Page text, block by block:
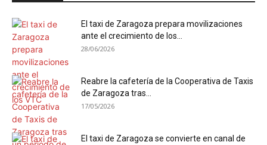
El taxi de Zaragoza prepara movilizaciones
ante el crecimiento de los...
28/06/2026
Reabre la cafetería de la Cooperativa de Taxis
de Zaragoza tras...
17/05/2026
El taxi de Zaragoza se convierte en canal de